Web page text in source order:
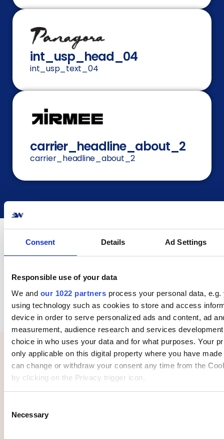
Consent Details Ad Settings
Responsible use of your data
We and our 1022 partners process your personal data, e.g.
using technology such as cookies to store and access
device in order to serve personalized ads and content, ad
measurement, audience research and services
choice in who uses your data and for what purposes. Your
only applicable on this digital property where you have
can change or withdraw your consent any time from the
by clicking on the Privacy trigger icon.
Collect information about your geographical location
Necessary
int_usp_head_04
int_usp_text_04
carrier_headline_about_2
carrier_headline_about_2
Din shop kombineret med 70+ mulige
transportører
Om Panagora
om at lave unikke designs hvor værdien kommer